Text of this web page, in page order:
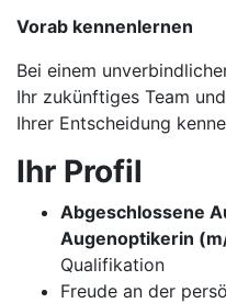
Vorab kennenlernen
Bei einem
Ihr zukünftiges Team
Ihrer Entscheidung
Ihr Profil
Abgeschlossene
Augenoptikerin
Qualifikation
Freude an der